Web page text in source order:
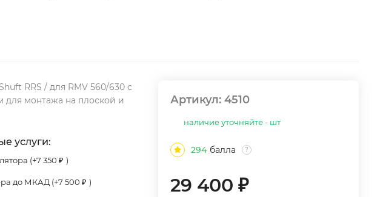
RRS / для RMV 560/630 с
монтажа на плоской и
услуги:
(+7 350 ₽ )
до МКАД (+7 500 ₽ )
Артикул:4510
наличие уточняйте - шт
294 балла ?
29 400₽